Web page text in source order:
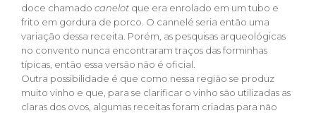
doce chamado canelot que era enrolado em um tubo e
frito em gordura de porco. O cannelé seria então uma
variação dessa receita. Porém, as pesquisas arqueológicas
no convento nunca encontraram traços das forminhas
típicas, então essa versão não é oficial.
Outra possibilidade é que como nessa região se produz
muito vinho e que, para se clarificar o vinho são utilizadas as
claras dos ovos, algumas receitas foram criadas para não